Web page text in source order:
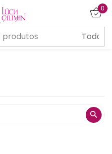
0
Esqueceu a senha?